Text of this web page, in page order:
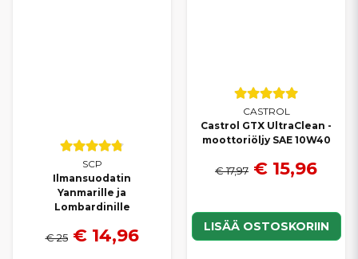
SCP
Ilmansuodatin
Yanmarille ja
Lombardinille
€ 25 € 14,96
CASTROL
Castrol GTX UltraClean -
moottoriöljy SAE 10W40
€ 17,97 € 15,96
LISÄÄ OSTOSKORIIN